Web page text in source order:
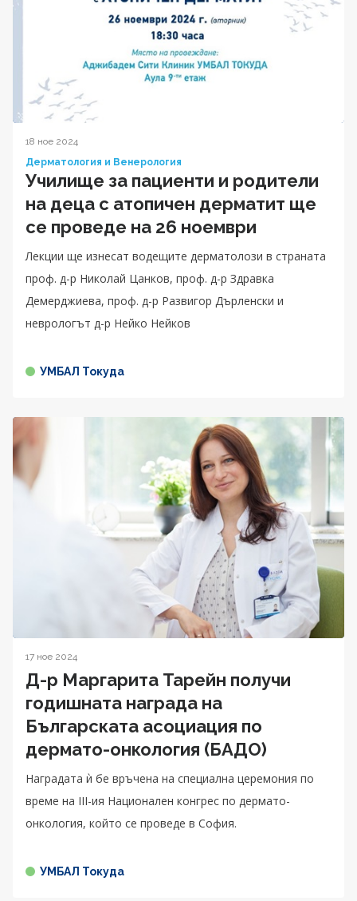
18 ное 2024
Дерматология и Венерология
Училище за пациенти и родители
на деца с атопичен дерматит ще
се проведе на 26 ноември
Лекции ще изнесат водещите дерматолози в страната
проф. д-р Николай Цанков, проф. д-р Здравка
Демерджиева, проф. д-р Развигор Дърленски и
неврологът д-р Нейко Нейков
УМБАЛ Токуда
17 ное 2024
Д-р Маргарита Тарейн получи
годишната награда на
Българската асоциация по
дермато-онкология (БАДО)
Наградата ѝ бе връчена на специална церемония по
време на III-ия Национален конгрес по дермато-
онкология, който се проведе в София.
УМБАЛ Токуда